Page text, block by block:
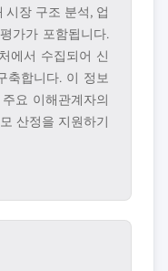
시장 구조 분석, 업
가가 포함됩니다.
에서 수집되어 신
축합니다. 이 정보
요 이해관계자의
산정을 지원하기